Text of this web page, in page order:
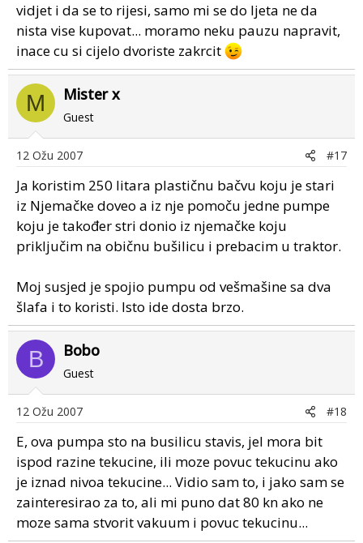
vidjet i da se to rijesi, samo mi se do ljeta ne da
nista vise kupovat... moramo neku pauzu napravit,
inace cu si cijelo dvoriste zakrcit
M Mister x
Guest
12 Ožu 2007 #17
Ja koristim 250 litara plastičnu bačvu koju je stari
iz Njemačke doveo a iz nje pomoču jedne pumpe
koju je također stri donio iz njemačke koju
priključim na običnu bušilicu i prebacim u traktor.
Moj susjed je spojio pumpu od vešmašine sa dva
šlafa i to koristi. Isto ide dosta brzo.
B Bobo
Guest
12 Ožu 2007 #18
E, ova pumpa sto na busilicu stavis, jel mora bit
ispod razine tekucine, ili moze povuc tekucinu ako
je iznad nivoa tekucine... Vidio sam to, i jako sam se
zainteresirao za to, ali mi puno dat 80 kn ako ne
moze sama stvorit vakuum i povuc tekucinu...